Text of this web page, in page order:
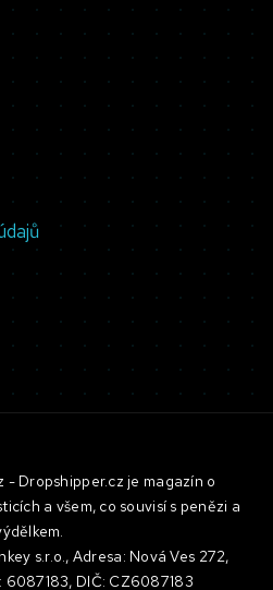
Dropshipper.cz je magazín o
a všem, co souvisí s penězi a
s.r.o., Adresa: Nová Ves 272,
6087183, DIČ: CZ6087183